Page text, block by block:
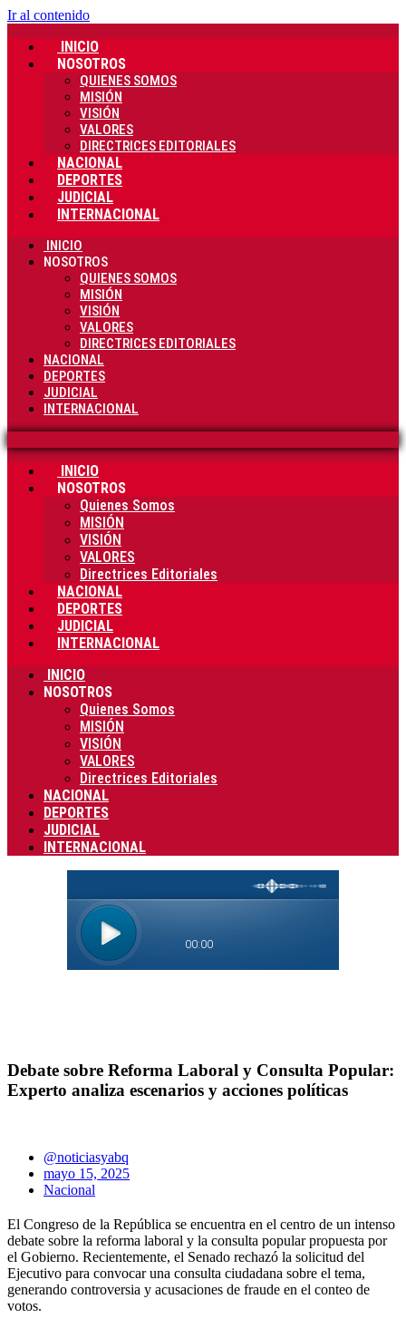
Ir al contenido
INICIO
NOSOTROS
QUIENES SOMOS
MISIÓN
VISIÓN
VALORES
DIRECTRICES EDITORIALES
NACIONAL
DEPORTES
JUDICIAL
INTERNACIONAL
INICIO
NOSOTROS
QUIENES SOMOS
MISIÓN
VISIÓN
VALORES
DIRECTRICES EDITORIALES
NACIONAL
DEPORTES
JUDICIAL
INTERNACIONAL
INICIO
NOSOTROS
Quienes Somos
MISIÓN
VISIÓN
VALORES
Directrices Editoriales
NACIONAL
DEPORTES
JUDICIAL
INTERNACIONAL
INICIO
NOSOTROS
Quienes Somos
MISIÓN
VISIÓN
VALORES
Directrices Editoriales
NACIONAL
DEPORTES
JUDICIAL
INTERNACIONAL
Debate sobre Reforma Laboral y Consulta Popular:
Experto analiza escenarios y acciones políticas
@noticiasyabq
mayo 15, 2025
Nacional
El Congreso de la República se encuentra en el centro de un intenso
debate sobre la reforma laboral y la consulta popular propuesta por
el Gobierno. Recientemente, el Senado rechazó la solicitud del
Ejecutivo para convocar una consulta ciudadana sobre el tema,
generando controversia y acusaciones de fraude en el conteo de
votos.